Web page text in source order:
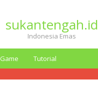
sukantengah.id
Indonesia Emas
Game Tutorial